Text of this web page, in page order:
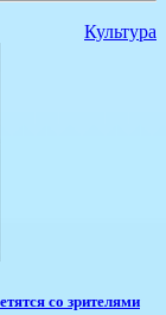
Культура
со зрителями